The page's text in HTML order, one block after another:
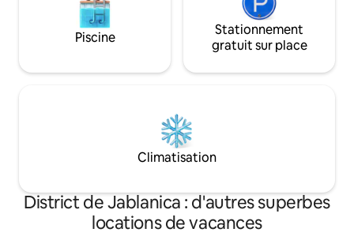
Piscine
Stationnement
gratuit sur place
Climatisation
District de Jablanica : d'autres superbes
locations de vacances